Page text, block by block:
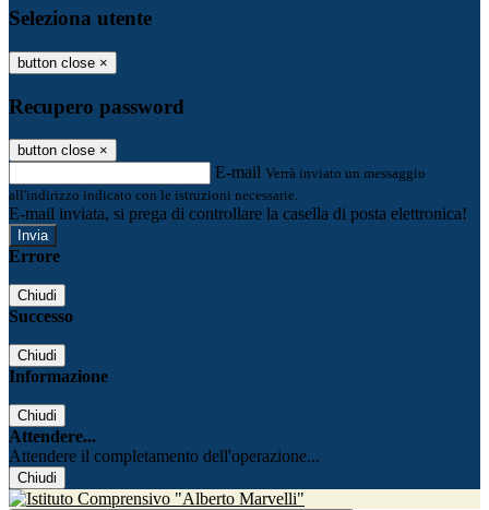
Seleziona utente
button close ×
Recupero password
button close ×
E-mail Verrà inviato un messaggio
all'indirizzo indicato con le istruzioni necessarie.
E-mail inviata, si prega di controllare la casella di posta elettronica!
Errore
Chiudi
Successo
Chiudi
Informazione
Chiudi
Attendere...
Attendere il completamento dell'operazione...
Chiudi